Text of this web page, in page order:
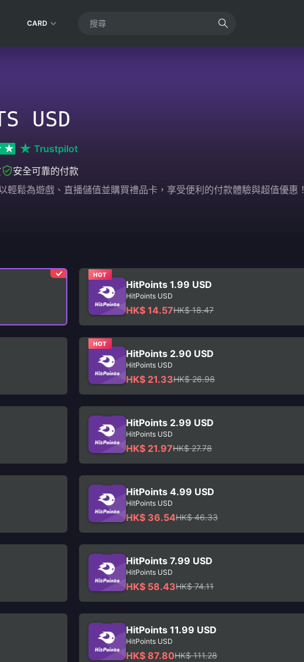
CARD
USD
Trustpilot
安全可靠的付款
輕鬆為遊戲、直播儲值並購買禮品卡，享受便利的付款體驗與超值優惠！
HOT
HitPoints 1.99 USD
HitPoints USD
HK$ 14.57HK$ 18.47
HOT
HitPoints 2.90 USD
HitPoints USD
HK$ 21.33HK$ 26.98
HitPoints 2.99 USD
HitPoints USD
HK$ 21.97HK$ 27.78
HitPoints 4.99 USD
HitPoints USD
HK$ 36.54HK$ 46.33
HitPoints 7.99 USD
HitPoints USD
HK$ 58.43HK$ 74.11
HitPoints 11.99 USD
HitPoints USD
HK$ 87.80HK$ 111.28